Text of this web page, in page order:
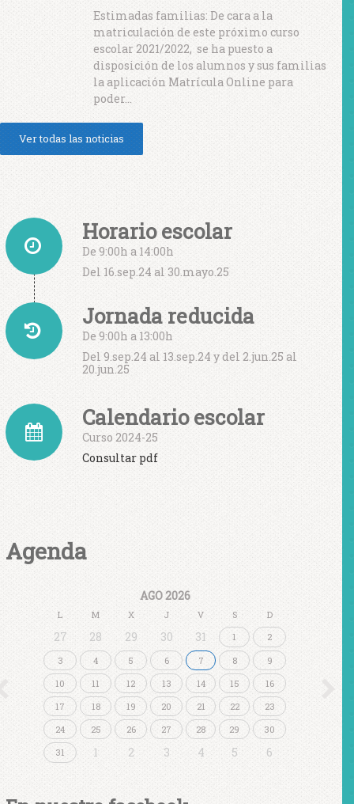
Estimadas familias: De cara a la
matriculación de este próximo curso
escolar 2021/2022, se ha puesto a
disposición de los alumnos y sus familias
la aplicación Matrícula Online para
poder…
Ver todas las noticias
Horario escolar
De 9:00h a 14:00h
Del 16.sep.24 al 30.mayo.25
Jornada reducida
De 9:00h a 13:00h
Del 9.sep.24 al 13.sep.24 y del 2.jun.25 al
20.jun.25
Calendario escolar
Curso 2024-25
Consultar pdf
Agenda
AGO 2026
L M X J V S D
27 28 29 30 31 1
2
3
4 5 6 7 8
9
10
11 12 13 14 15
16
17
18 19 20 21 22
23
24
25 26 27 28 29
30
31
1 2 3 4 5 6